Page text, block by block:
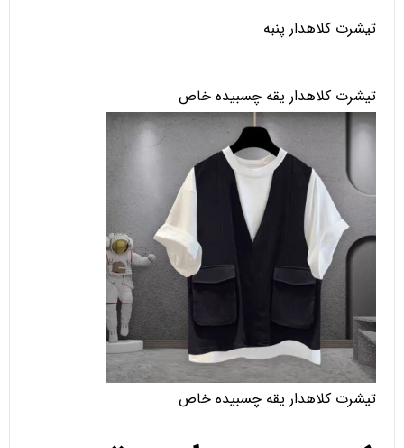
تیشرت کلاهدار پنبه
تیشرت کلاهدار یقه چسبیده خاص
تیشرت کلاهدار یقه چسبیده خاص